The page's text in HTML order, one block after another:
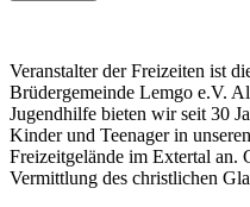
Veranstalter der Freizeiten ist
Brüdergemeinde Lemgo e.V.
Jugendhilfe bieten wir seit 30
Kinder und Teenager in
Freizeitgelände im Extertal an.
Vermittlung des christlichen